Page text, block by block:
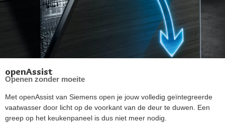
openAssist
Openen zonder moeite
Met openAssist van Siemens open je jouw volledig geïntegreerde
vaatwasser door licht op de voorkant van de deur te duwen. Een
greep op het keukenpaneel is dus niet meer nodig.